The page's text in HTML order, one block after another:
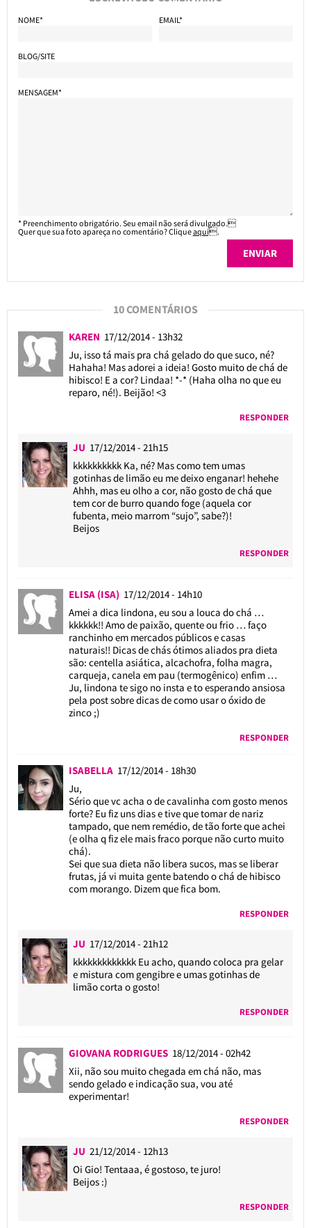
NOME* EMAIL*
BLOG/SITE
MENSAGEM*
* Preenchimento obrigatório. Seu email não será divulgado.
Quer que sua foto apareça no comentário? Cliqueaqui.
10 COMENTÁRIOS
KAREN 17/12/2014 - 13h32
Ju, isso tá mais pra chá gelado do que suco, né?
Hahaha! Mas adorei a ideia! Gosto muito de chá de
hibisco! E a cor? Lindaa! *-* (Haha olha no que eu
reparo, né!). Beijão! <3
RESPONDER
JU 17/12/2014 - 21h15
kkkkkkkkkk Ka, né? Mas como tem umas
gotinhas de limão eu me deixo enganar! hehehe
Ahhh, mas eu olho a cor, não gosto de chá que
tem cor de burro quando foge (aquela cor
fubenta, meio marrom “sujo”, sabe?)!
Beijos
RESPONDER
ELISA (ISA) 17/12/2014 - 14h10
Amei a dica lindona, eu sou a louca do chá …
kkkkkk!! Amo de paixão, quente ou frio … faço
ranchinho em mercados públicos e casas
naturais!! Dicas de chás ótimos aliados pra dieta
são: centella asiática, alcachofra, folha magra,
carqueja, canela em pau (termogênico) enfim …
Ju, lindona te sigo no insta e to esperando ansiosa
pela post sobre dicas de como usar o óxido de
zinco ;)
RESPONDER
ISABELLA 17/12/2014 - 18h30
Ju,
Sério que vc acha o de cavalinha com gosto menos
forte? Eu fiz uns dias e tive que tomar de nariz
tampado, que nem remédio, de tão forte que achei
(e olha q fiz ele mais fraco porque não curto muito
chá).
Sei que sua dieta não libera sucos, mas se liberar
frutas, já vi muita gente batendo o chá de hibisco
com morango. Dizem que fica bom.
RESPONDER
JU 17/12/2014 - 21h12
kkkkkkkkkkkkk Eu acho, quando coloca pra gelar
e mistura com gengibre e umas gotinhas de
limão corta o gosto!
RESPONDER
GIOVANA RODRIGUES 18/12/2014 - 02h42
Xii, não sou muito chegada em chá não, mas
sendo gelado e indicação sua, vou até
experimentar!
RESPONDER
JU 21/12/2014 - 12h13
Oi Gio! Tentaaa, é gostoso, te juro!
Beijos :)
RESPONDER